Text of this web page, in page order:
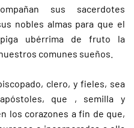
sus sacerdotes
nobles almas para que el
ubérrima de fruto la
comunes sueños.
clero, y fieles, sea
que , semilla y
los corazones a fin de que,